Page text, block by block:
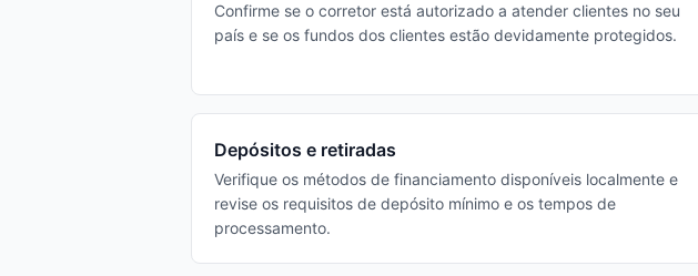
Confirme se o corretor está autorizado a atender clientes no seu
país e se os fundos dos clientes estão devidamente protegidos.
Depósitos e retiradas
Verifique os métodos de financiamento disponíveis localmente e
revise os requisitos de depósito mínimo e os tempos de
processamento.